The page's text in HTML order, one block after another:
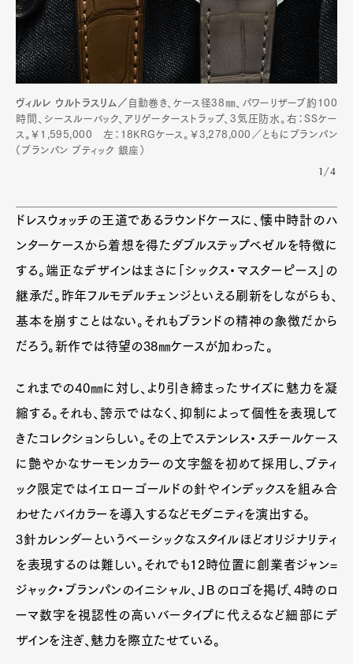
Art&DesignWatch
Pen Membership
Magazine
Official Columnist
About
Pen Meet
Pen international Pen tw
ヴィルレ ウルトラスリム／ 自動巻き、ケース径38㎜、パワーリザーブ約100
時間、シースルーバック、アリゲーターストラップ、3気圧防水。右：SSケー
ス。￥1,595,000 左：18KRGケース。￥3,278,000／ともにブランパン
（ブランパン ブティック 銀座）
1/4
ドレスウォッチの王道であるラウンドケースに、懐中時計のハ
ンターケースから着想を得たダブルステップベゼルを特徴に
する。端正なデザインはまさに「シックス・マスターピース」の
継承だ。昨年フルモデルチェンジといえる刷新をしながらも、
基本を崩すことはない。それもブランドの精神の象徴だから
だろう。新作では待望の38㎜ケースが加わった。
これまでの40㎜に対し、より引き締まったサイズに魅力を凝
縮する。それも、誇示ではなく、抑制によって個性を表現して
きたコレクションらしい。その上でステンレス・スチールケース
に艶やかなサーモンカラーの文字盤を初めて採用し、ブティ
ック限定ではイエローゴールドの針やインデックスを組み合
わせたバイカラーを導入するなどモダニティを演出する。
3針カレンダーというベーシックなスタイルほどオリジナリティ
を表現するのは難しい。それでも12時位置に創業者ジャン=
ジャック・ブランパンのイニシャル、ＪＢのロゴを掲げ、4時のロ
ーマ数字を視認性の高いバータイプに代えるなど細部にデ
ザインを注ぎ、魅力を際立たせている。